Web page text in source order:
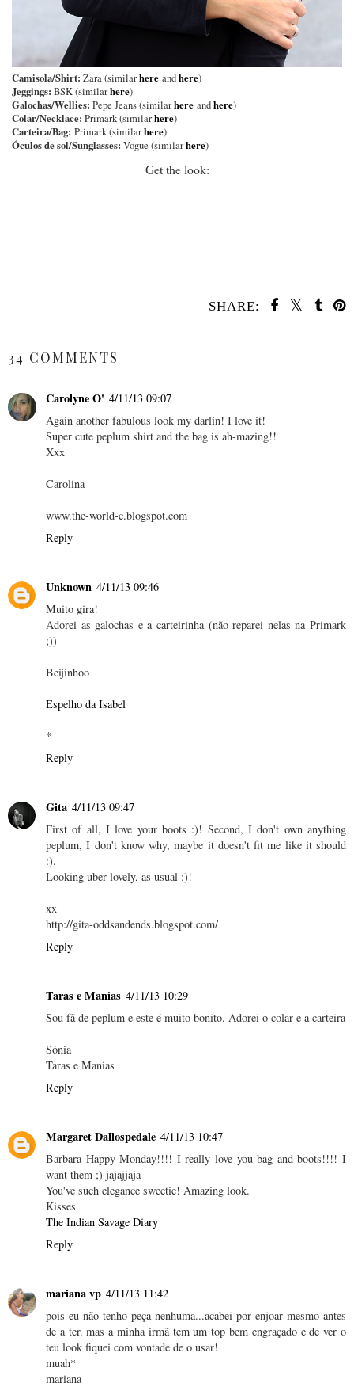
Camisola/Shirt: Zara (similarhere andhere)
Jeggings: BSK (similarhere)
Galochas/Wellies: Pepe Jeans (similarhere andhere)
Colar/Necklace: Primark (similarhere)
Carteira/Bag: Primark (similarhere)
Óculos de sol/Sunglasses: Vogue (similarhere)
Get the look:
SHARE:
34 COMMENTS
Carolyne O' 4/11/13 09:07
Again another fabulous look my darlin! I love it!
Super cute peplum shirt and the bag is ah-mazing!!
Xxx
Carolina
www.the-world-c.blogspot.com
Reply
Unknown 4/11/13 09:46
Muito gira!
Adorei as galochas e a carteirinha (não reparei nelas na Primark
;))
Beijinhoo
Espelho da Isabel
*
Reply
Gita 4/11/13 09:47
First of all, I love your boots :)! Second, I don't own anything
peplum, I don't know why, maybe it doesn't fit me like it should
:).
Looking uber lovely, as usual :)!
xx
http://gita-oddsandends.blogspot.com/
Reply
Taras e Manias 4/11/13 10:29
Sou fã de peplum e este é muito bonito. Adorei o colar e a carteira
Sónia
Taras e Manias
Reply
Margaret Dallospedale 4/11/13 10:47
Barbara Happy Monday!!!! I really love you bag and boots!!!! I
want them ;) jajajjaja
You've such elegance sweetie! Amazing look.
Kisses
The Indian Savage Diary
Reply
mariana vp 4/11/13 11:42
pois eu não tenho peça nenhuma...acabei por enjoar mesmo antes
de a ter. mas a minha irmã tem um top bem engraçado e de ver o
teu look fiquei com vontade de o usar!
muah*
mariana